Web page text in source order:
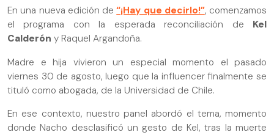
En una nueva edición de“¡Hay que decirlo!”, comenzamos
el programa con la esperada reconciliación de Kel
Calderón y Raquel Argandoña.
Madre e hija vivieron un especial momento el pasado
viernes 30 de agosto, luego que la influencer finalmente se
tituló como abogada, de la Universidad de Chile.
En ese contexto, nuestro panel abordó el tema, momento
donde Nacho desclasificó un gesto de Kel, tras la muerte